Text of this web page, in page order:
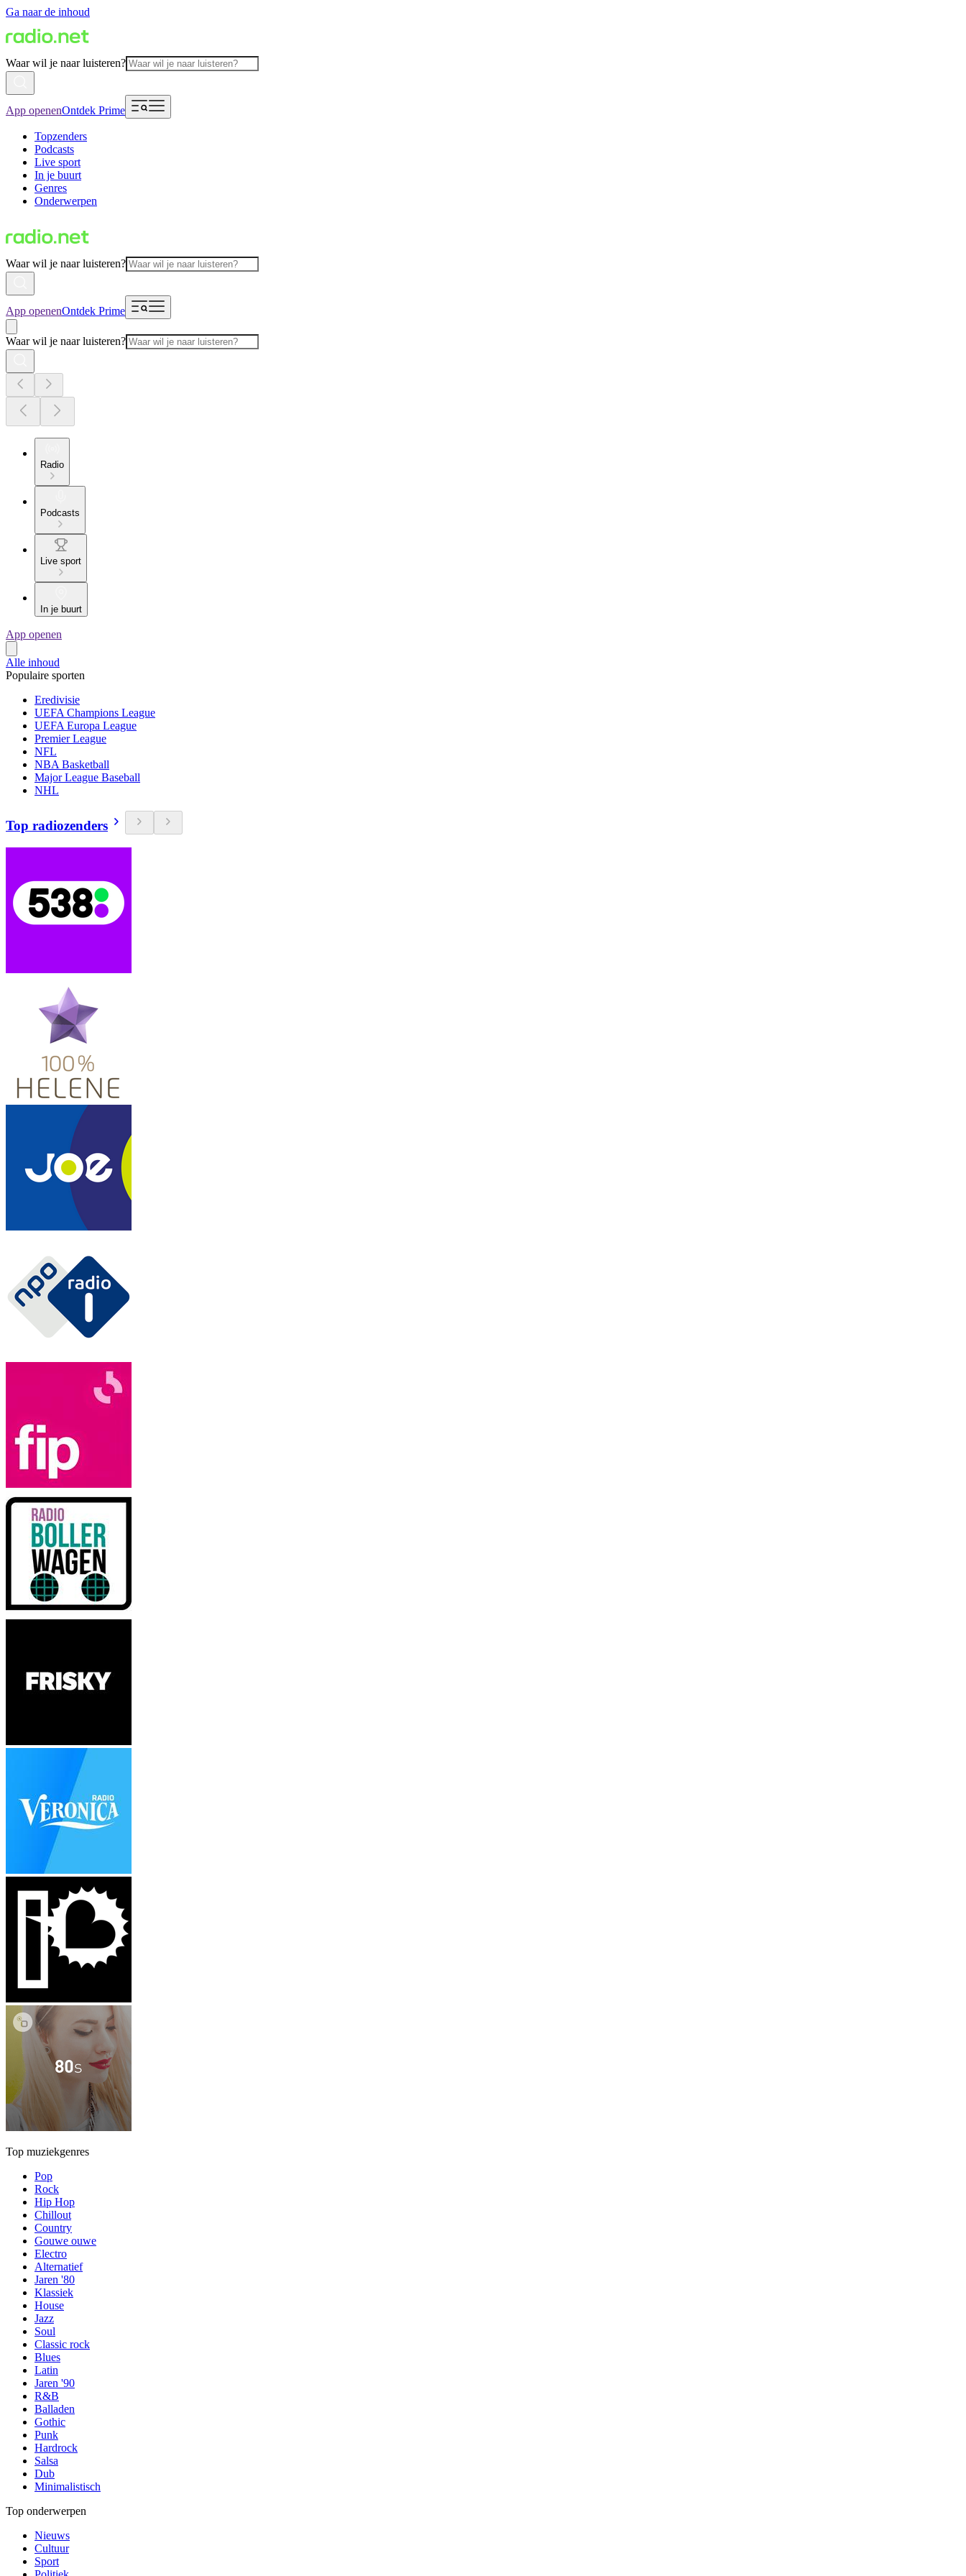
Ga naar de inhoud
Waar wil je naar luisteren?
App openenOntdek Prime
Topzenders
Podcasts
Live sport
In je buurt
Genres
Onderwerpen
Waar wil je naar luisteren?
App openenOntdek Prime
Waar wil je naar luisteren?
Radio
Podcasts
Live sport
In je buurt
App openen
Alle inhoud
Populaire sporten
Eredivisie
UEFA Champions League
UEFA Europa League
Premier League
NFL
NBA Basketball
Major League Baseball
NHL
Top radiozenders
Top muziekgenres
Pop
Rock
Hip Hop
Chillout
Country
Gouwe ouwe
Electro
Alternatief
Jaren '80
Klassiek
House
Jazz
Soul
Classic rock
Blues
Latin
Jaren '90
R&B
Balladen
Gothic
Punk
Hardrock
Salsa
Dub
Minimalistisch
Top onderwerpen
Nieuws
Cultuur
Sport